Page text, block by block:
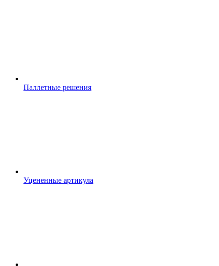
Паллетные решения
Уцененные артикула